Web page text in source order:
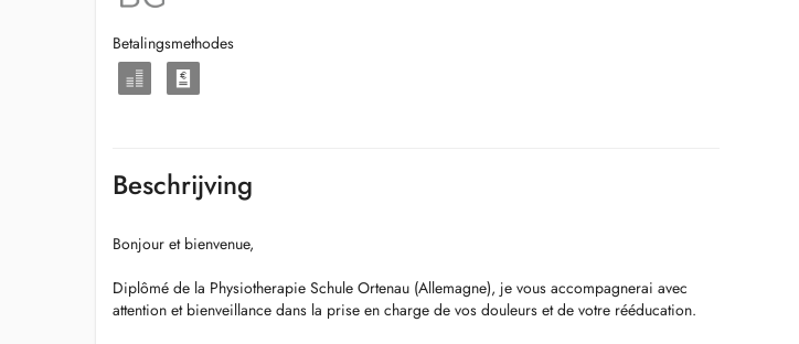
Betalingsmethodes
Beschrijving
Bonjour et bienvenue,
Diplômé de la Physiotherapie Schule Ortenau (Allemagne), je vous accompagnerai avec
attention et bienveillance dans la prise en charge de vos douleurs et de votre rééducation.